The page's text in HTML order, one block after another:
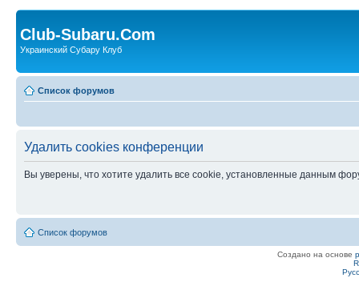
Club-Subaru.Com
Украинский Субару Клуб
Список форумов
Удалить cookies конференции
Вы уверены, что хотите удалить все cookie, установленные данным
Список форумов
Создано на основе